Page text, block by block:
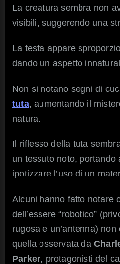
La creatura sembra non
visibili, suggerendo una
La testa appare
dando un aspetto
Non si notano segni di
tuta, aumentando il
natura.
Il riflesso della tuta
un tessuto noto, portando
ipotizzare l’uso di un
Alcuni hanno fatto notare
dell’essere “robotico”
rugosa e un’antenna)
quella osservata da
Parker, protagonisti del